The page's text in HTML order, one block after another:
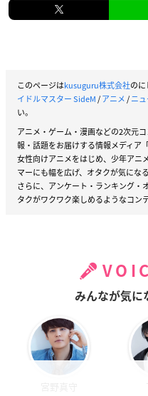
このページはkusuguru株式会社の
イドルマスター SideM/アニメ/ニ
い。
アニメ・ゲーム・漫画などの2次元
報・話題をお届けする情報メディア
女性向けアニメをはじめ、少年アニ
マーにも幅を広げ、オタクが気にな
さらに、アンケート・ランキング・
タクがワクワク楽しめるようなコン
みんなが気に